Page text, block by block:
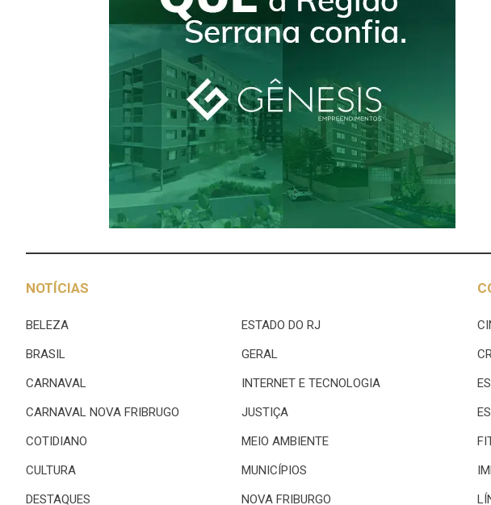
NOTÍCIAS
BELEZA
BRASIL
CARNAVAL
CARNAVAL NOVA FRIBRUGO
COTIDIANO
CULTURA
DESTAQUES
ESTADO DO RJ
GERAL
INTERNET E TECNOLOGIA
JUSTIÇA
MEIO AMBIENTE
MUNICÍPIOS
NOVA FRIBURGO